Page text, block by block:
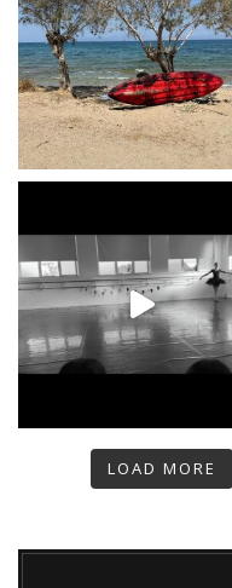
LOAD MORE